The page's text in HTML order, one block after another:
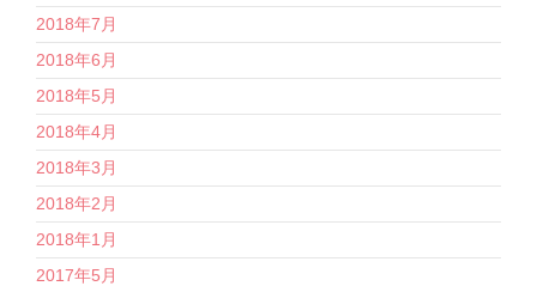
2018年7月
2018年6月
2018年5月
2018年4月
2018年3月
2018年2月
2018年1月
2017年5月